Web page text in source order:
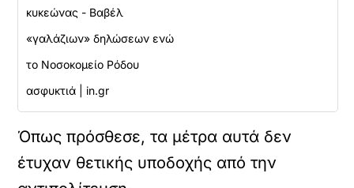
κυκεώνας - Βαβέλ
«γαλάζιων» δηλώσεων ενώ
το Νοσοκομείο Ρόδου
ασφυκτιά | in.gr
Όπως πρόσθεσε, τα μέτρα αυτά δεν
έτυχαν θετικής υποδοχής από την